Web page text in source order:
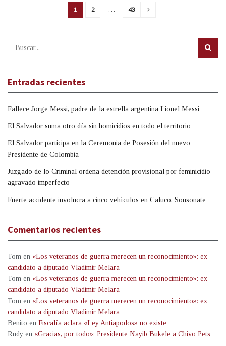
1 2 … 43
Entradas recientes
Fallece Jorge Messi, padre de la estrella argentina Lionel Messi
El Salvador suma otro día sin homicidios en todo el territorio
El Salvador participa en la Ceremonia de Posesión del nuevo
Presidente de Colombia
Juzgado de lo Criminal ordena detención provisional por feminicidio
agravado imperfecto
Fuerte accidente involucra a cinco vehículos en Caluco, Sonsonate
Comentarios recientes
Tom en «Los veteranos de guerra merecen un reconocimiento»: ex
candidato a diputado Vladimir Melara
Tom en «Los veteranos de guerra merecen un reconocimiento»: ex
candidato a diputado Vladimir Melara
Tom en «Los veteranos de guerra merecen un reconocimiento»: ex
candidato a diputado Vladimir Melara
Benito en Fiscalía aclara «Ley Antiapodos» no existe
Rudy en «Gracias, por todo»: Presidente Nayib Bukele a Chivo Pets